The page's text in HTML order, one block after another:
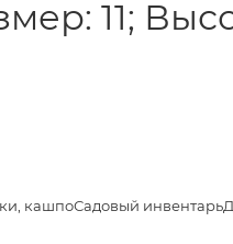
11;
кашпоСадовый инвентарь